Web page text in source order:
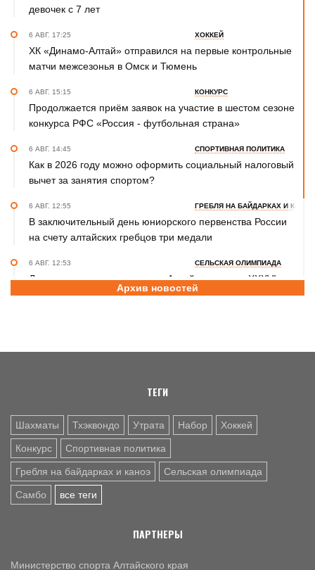
девочек с 7 лет
6 АВГ. 17:25 ХОККЕЙ
ХК «Динамо-Алтай» отправился на первые контрольные
матчи межсезонья в Омск и Тюмень
6 АВГ. 15:15 КОНКУРС
Продолжается приём заявок на участие в шестом сезоне
конкурса РФС «Россия - футбольная страна»
6 АВГ. 14:45 СПОРТИВНАЯ ПОЛИТИКА
Как в 2026 году можно оформить социальный налоговый
вычет за занятия спортом?
6 АВГ. 12:55 ГРЕБЛЯ НА БАЙДАРКАХ И КАНОЭ
В заключительный день юниорского первенства России
на счету алтайских гребцов три медали
6 АВГ. 12:53 СЕЛЬСКАЯ ОЛИМПИАДА
Летопись сельских олимпиад Алтайского края. XXXVI
летняя. Поспелиха, 2014 год. Часть первая
две трети турнирной дистанции
Архив новостей
ТЕГИ
Шахматы Тхэквондо Утрата Набор Хоккей
Конкурс Спортивная политика
Гребля на байдарках и каноэ Сельская олимпиада
Самбо все теги
ПАРТНЕРЫ
Министерство спорта Алтайского края